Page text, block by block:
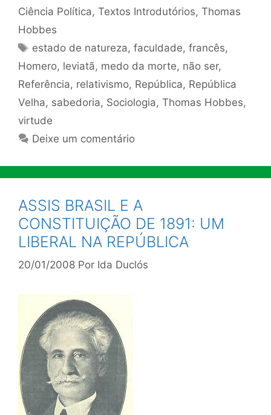
Ciência Política, Textos Introdutórios, Thomas
Hobbes
Tags
estado de natureza,faculdade,francês,
Homero, leviatã, medo da morte, não ser,
Referência, relativismo, República, República
Velha, sabedoria, Sociologia, Thomas Hobbes,
virtude
Deixe um comentário
ASSIS BRASIL E A
CONSTITUIÇÃO DE 1891: UM
LIBERAL NA REPÚBLICA
20/01/2008 Por Ida Duclós